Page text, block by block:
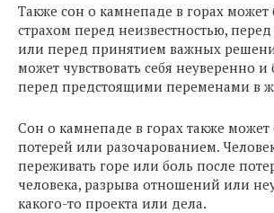
Также сон о камнепаде в горах может
страхом перед неизвестностью,
или перед принятием важных
может чувствовать себя неуверенно
перед предстоящими переменами в
Сон о камнепаде в горах также может
потерей или разочарованием.
переживать горе или боль после
человека, разрыва отношений или
какого-то проекта или дела.